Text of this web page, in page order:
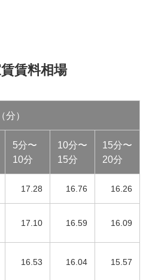
賃料相場
分）
5分〜
10分
10分〜
15分
15分〜
20分
17.28 16.76 16.26
17.10 16.59 16.09
16.53 16.04 15.57